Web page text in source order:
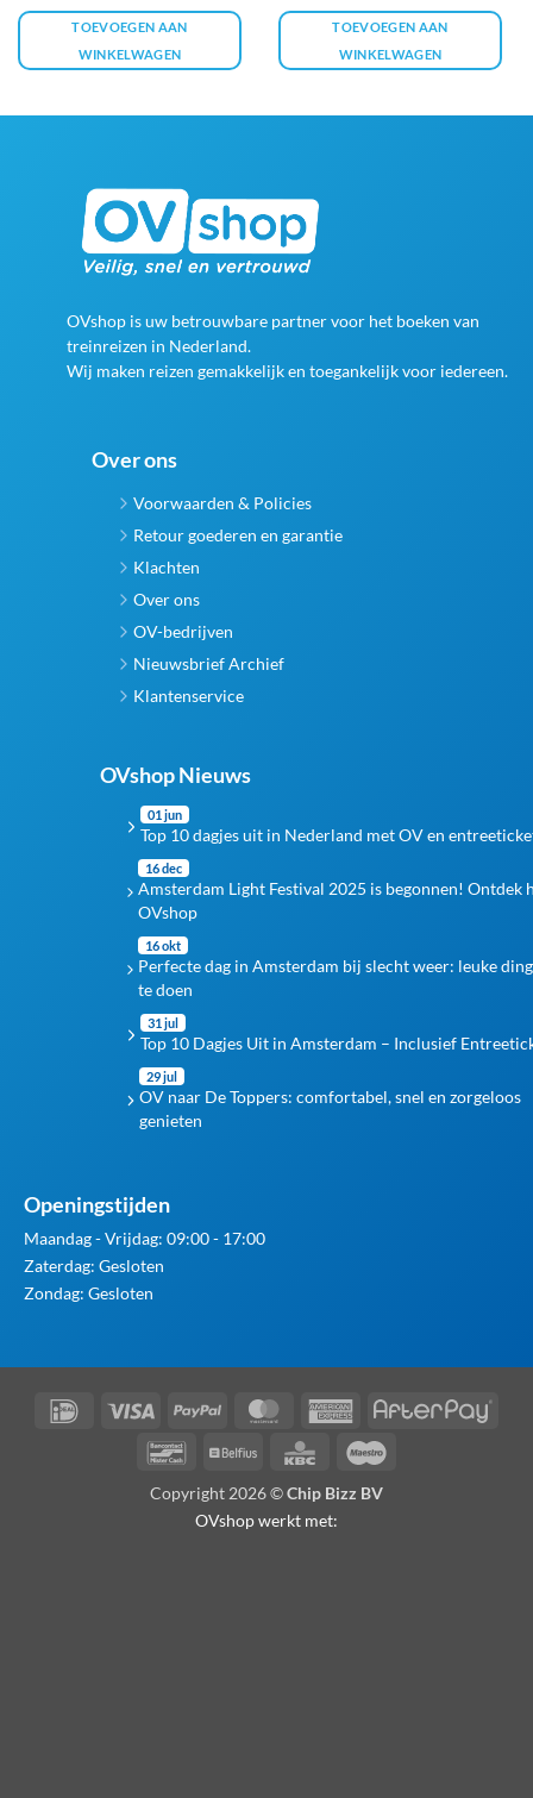
TOEVOEGEN AAN
WINKELWAGEN
TOEVOEGEN AAN
WINKELWAGEN
OVshop is uw betrouwbare partner voor het boeken van
treinreizen in Nederland.
Wij maken reizen gemakkelijk en toegankelijk voor iedereen.
Over ons
Voorwaarden & Policies
Retour goederen en garantie
Klachten
Over ons
OV-bedrijven
Nieuwsbrief Archief
Klantenservice
OVshop Nieuws
01 jun
Top 10 dagjes uit in Nederland met OV en
16 dec
Amsterdam Light Festival 2025 is begonnen! Ontdek
OVshop
16 okt
Perfecte dag in Amsterdam bij slecht weer: leuke
te doen
31 jul
Top 10 Dagjes Uit in Amsterdam – Inclusief
29 jul
OV naar De Toppers: comfortabel, snel en zorgeloos
genieten
Openingstijden
Maandag - Vrijdag: 09:00 - 17:00
Zaterdag: Gesloten
Zondag: Gesloten
IDeal Visa PayPal MasterCardAmerican
BancontactBelfius KBC
Copyright 2026 ©Chip Bizz BV
OVshop werkt met: